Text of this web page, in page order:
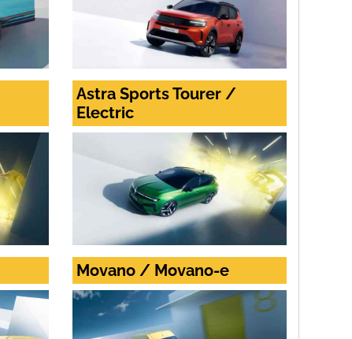
Astra Sports Tourer /
Electric
Movano / Movano-e